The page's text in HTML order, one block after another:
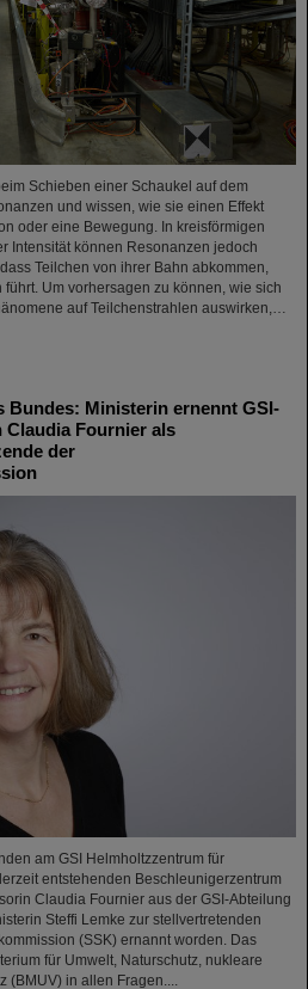
Schieben einer Schaukel auf dem
und wissen, wie sie einen Effekt
oder eine Bewegung. In kreisförmigen
Intensität können Resonanzen jedoch
Teilchen von ihrer Bahn abkommen,
Um vorhersagen zu können, wie sich
auf Teilchenstrahlen auswirken,…
Bundes: Ministerin ernennt GSI-
Claudia Fournier als
der
am GSI Helmholtzzentrum für
entstehenden Beschleunigerzentrum
Claudia Fournier aus der GSI-Abteilung
Steffi Lemke zur stellvertretenden
(SSK) ernannt worden. Das
für Umwelt, Naturschutz, nukleare
in allen Fragen....